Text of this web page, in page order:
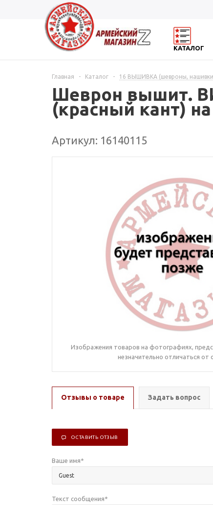
КАТАЛОГ
Главная - Каталог - 16 ВЫШИВКА (шевроны,
Шеврон вышит.
(красный кант)
Артикул: 16140115
Изображения товаров на фотографиях,
незначительно отличаться от
Отзывы о товаре Задать вопрос
ОСТАВИТЬ ОТЗЫВ
Ваше имя*
Текст сообщения*